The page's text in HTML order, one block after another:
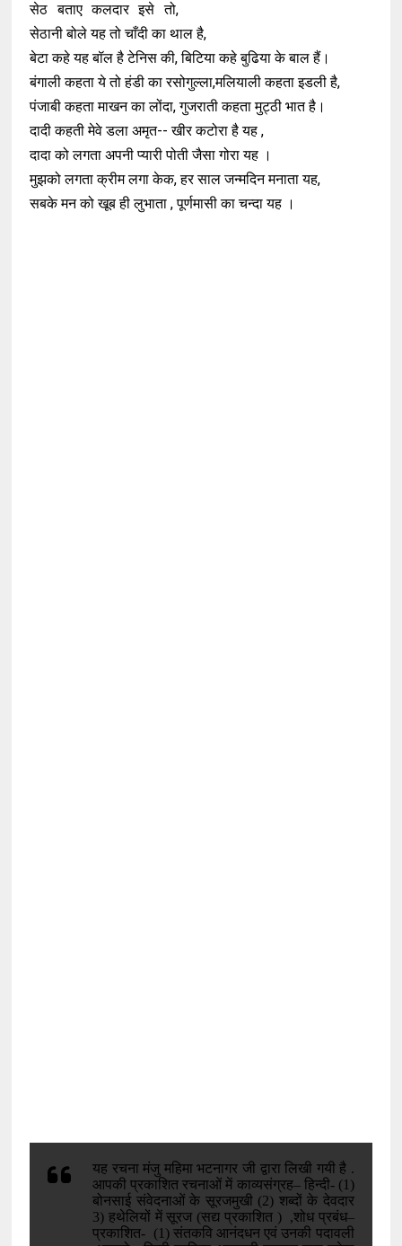
सेठ बताए कलदार इसे तो,
सेठानी बोले यह तो चाँदी का थाल है,
बेटा कहे यह बॉल है टेनिस की, बिटिया कहे बुढिया के बाल हैं।
बंगाली कहता ये तो हंडी का रसोगुल्ला,मलियाली कहता इडली है,
पंजाबी कहता माखन का लोंदा, गुजराती कहता मुट्ठी भात है।
दादी कहती मेवे डला अमृत-- खीर कटोरा है यह ,
दादा को लगता अपनी प्यारी पोती जैसा गोरा यह ।
मुझको लगता क्रीम लगा केक, हर साल जन्मदिन मनाता यह,
सबके मन को खूब ही लुभाता , पूर्णमासी का चन्दा यह ।
यह रचना मंजु महिमा भटनागर जी द्वारा लिखी गयी है .
आपकी प्रकाशित रचनाओं में काव्यसंग्रह– हिन्दी- (1)
बोनसाई संवेदनाओं के सूरजमुखी (2) शब्दों के देवदार
3) हथेलियों में सूरज (सद्य प्रकाशित ) ,शोध प्रबंध–
प्रकाशित- (1) संतकवि आनंदधन एवं उनकी पदावली